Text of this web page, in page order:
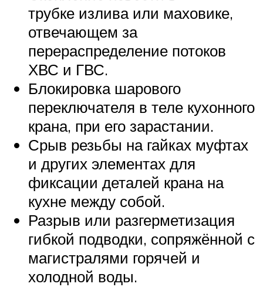
трубке излива или маховике,
отвечающем за
перераспределение потоков
ХВС и ГВС.
Блокировка шарового
переключателя в теле кухонного
крана, при его зарастании.
Срыв резьбы на гайках муфтах
и других элементах для
фиксации деталей крана на
кухне между собой.
Разрыв или разгерметизация
гибкой подводки, сопряжённой с
магистралями горячей и
холодной воды.